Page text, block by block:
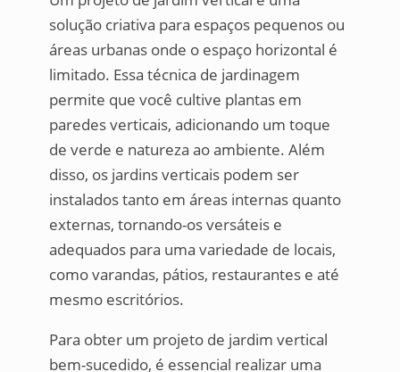
solução criativa para espaços pequenos ou
áreas urbanas onde o espaço horizontal é
limitado. Essa técnica de jardinagem
permite que você cultive plantas em
paredes verticais, adicionando um toque
de verde e natureza ao ambiente. Além
disso, os jardins verticais podem ser
instalados tanto em áreas internas quanto
externas, tornando-os versáteis e
adequados para uma variedade de locais,
como varandas, pátios, restaurantes e até
mesmo escritórios.
Para obter um projeto de jardim vertical
bem-sucedido, é essencial realizar uma